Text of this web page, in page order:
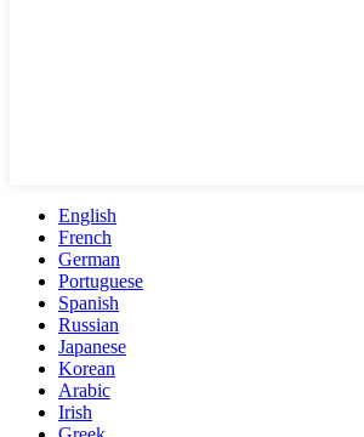
English
French
German
Portuguese
Spanish
Russian
Japanese
Korean
Arabic
Irish